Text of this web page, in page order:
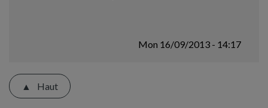
Mon 16/09/2013 - 14:17
Haut